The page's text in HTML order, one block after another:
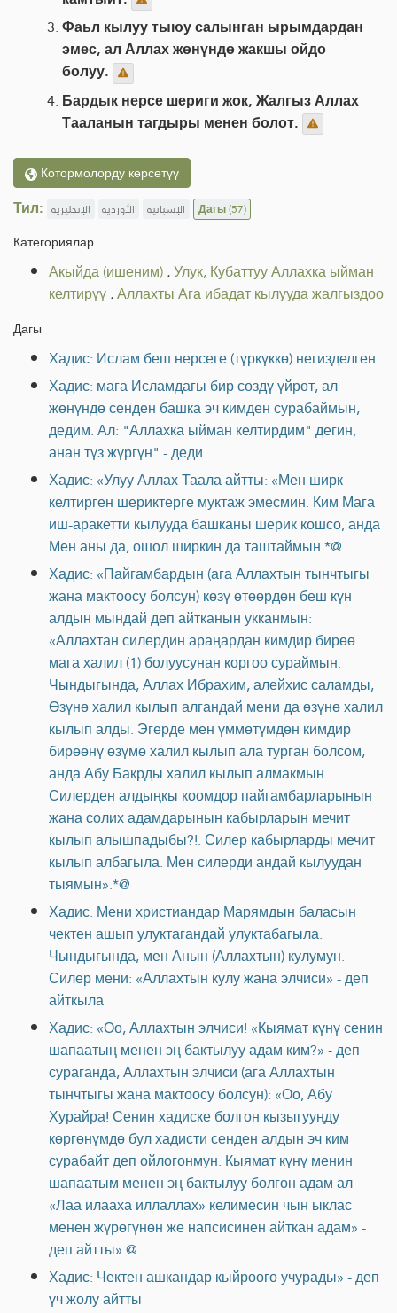
Фаьл кылуу тыюу салынган ырымдардан
эмес, ал Аллах жөнүндө жакшы ойдо
болуу.
Бардык нерсе шериги жок, Жалгыз Аллах
Тааланын тагдыры менен болот.
Котормолорду көрсөтүү
Тил: الإنجليزية الأوردية الإسبانية Дагы(57)
Категориялар
Акыйда (ишеним).Улук, Кубаттуу Аллахка ыйман
келтирүү.Аллахты Ага ибадат кылууда жалгыздоо
Дагы
Хадис: Ислам беш нерсеге (түркүккө) негизделген
Хадис: мага Исламдагы бир сөздү үйрөт, ал
жөнүндө сенден башка эч кимден сурабаймын, -
дедим. Ал: "Аллахка ыйман келтирдим" дегин,
анан түз жүргүн" - деди
Хадис: «Улуу Аллах Таала айтты: «Мен ширк
келтирген шериктерге муктаж эмесмин. Ким Мага
иш-аракетти кылууда башканы шерик кошсо, анда
Мен аны да, ошол ширкин да таштаймын.*@
Хадис: «Пайгамбардын (ага Аллахтын тынчтыгы
жана мактоосу болсун) көзү өтөөрдөн беш күн
алдын мындай деп айтканын укканмын:
«Аллахтан силердин араңардан кимдир бирөө
мага халил (1) болуусунан коргоо сураймын.
Чындыгында, Аллах Ибрахим, алейхис саламды,
Өзүнө халил кылып алгандай мени да өзүнө халил
кылып алды. Эгерде мен үммөтүмдөн кимдир
бирөөнү өзүмө халил кылып ала турган болсом,
анда Абу Бакрды халил кылып алмакмын.
Силерден алдыңкы коомдор пайгамбарларынын
жана солих адамдарынын кабырларын мечит
кылып алышпадыбы?!. Силер кабырларды мечит
кылып албагыла. Мен силерди андай кылуудан
тыямын».*@
Хадис: Мени христиандар Марямдын баласын
чектен ашып улуктагандай улуктабагыла.
Чындыгында, мен Анын (Аллахтын) кулумун.
Силер мени: «Аллахтын кулу жана элчиси» - деп
айткыла
Хадис: «Оо, Аллахтын элчиси! «Кыямат күнү сенин
шапаатың менен эң бактылуу адам ким?» - деп
сураганда, Аллахтын элчиси (ага Аллахтын
тынчтыгы жана мактоосу болсун): «Оо, Абу
Хурайра! Сенин хадиске болгон кызыгууңду
көргөнүмдө бул хадисти сенден алдын эч ким
сурабайт деп ойлогонмун. Кыямат күнү менин
шапаатым менен эң бактылуу болгон адам ал
«Лаа илааха иллаллах» келимесин чын ыклас
менен жүрөгүнөн же напсисинен айткан адам» -
деп айтты».@
Хадис: Чектен ашкандар кыйроого учурады» - деп
үч жолу айтты